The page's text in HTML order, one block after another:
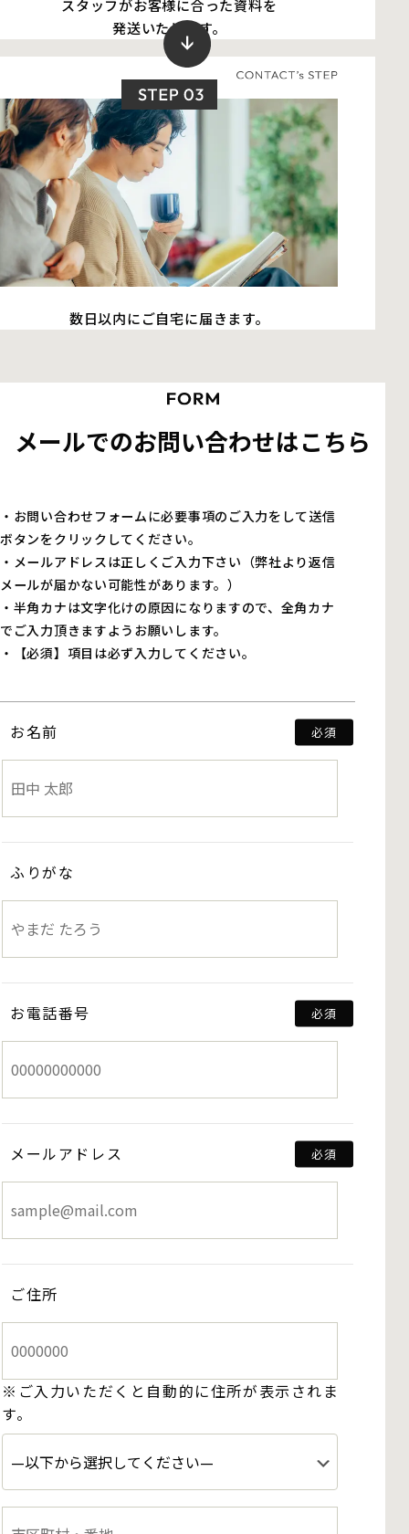
スタッフがお客様に合った資料を
発送いたします。
数日以内にご自宅に届きます。
メールでのお問い合わせはこちら
・お問い合わせフォームに必要事項のご入力をして送信
ボタンをクリックしてください。
・メールアドレスは正しくご入力下さい（弊社より返信
メールが届かない可能性があります。）
・半角カナは文字化けの原因になりますので、全角カナ
でご入力頂きますようお願いします。
・【必須】項目は必ず入力してください。
お名前
ふりがな
お電話番号
メールアドレス
ご住所
※ご入力いただくと自動的に住所が表示されま
す。